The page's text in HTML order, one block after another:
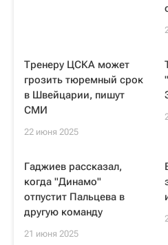
Тренеру ЦСКА может
грозить тюремный срок
в Швейцарии, пишут
СМИ
22 июня 2025
Гаджиев рассказал,
когда "Динамо"
отпустит Пальцева в
другую команду
21 июня 2025